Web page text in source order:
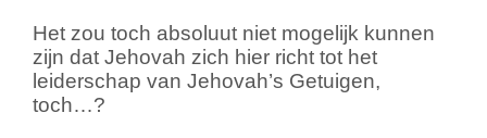
Het zou toch absoluut niet mogelijk kunnen
zijn dat Jehovah zich hier richt tot het
leiderschap van Jehovah’s Getuigen,
toch…?